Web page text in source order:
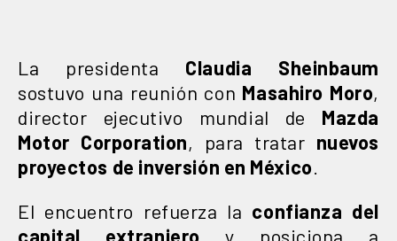
La presidenta Claudia Sheinbaum
sostuvo una reunión con Masahiro Moro,
director ejecutivo mundial de Mazda
Motor Corporation, para tratar nuevos
proyectos de inversión en México
El encuentro refuerza la confianza del
capital extranjero y posiciona a